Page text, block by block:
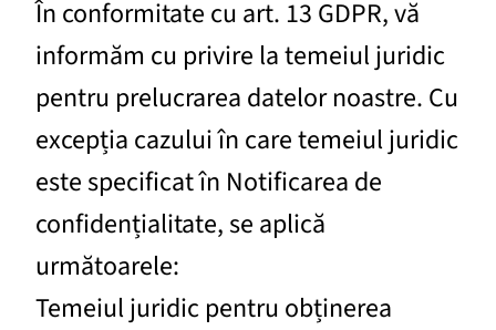
În conformitate cu art. 13 GDPR, vă
informăm cu privire la temeiul juridic
pentru prelucrarea datelor noastre. Cu
excepția cazului în care temeiul juridic
este specificat în Notificarea de
confidențialitate, se aplică
următoarele:
Temeiul juridic pentru obținerea